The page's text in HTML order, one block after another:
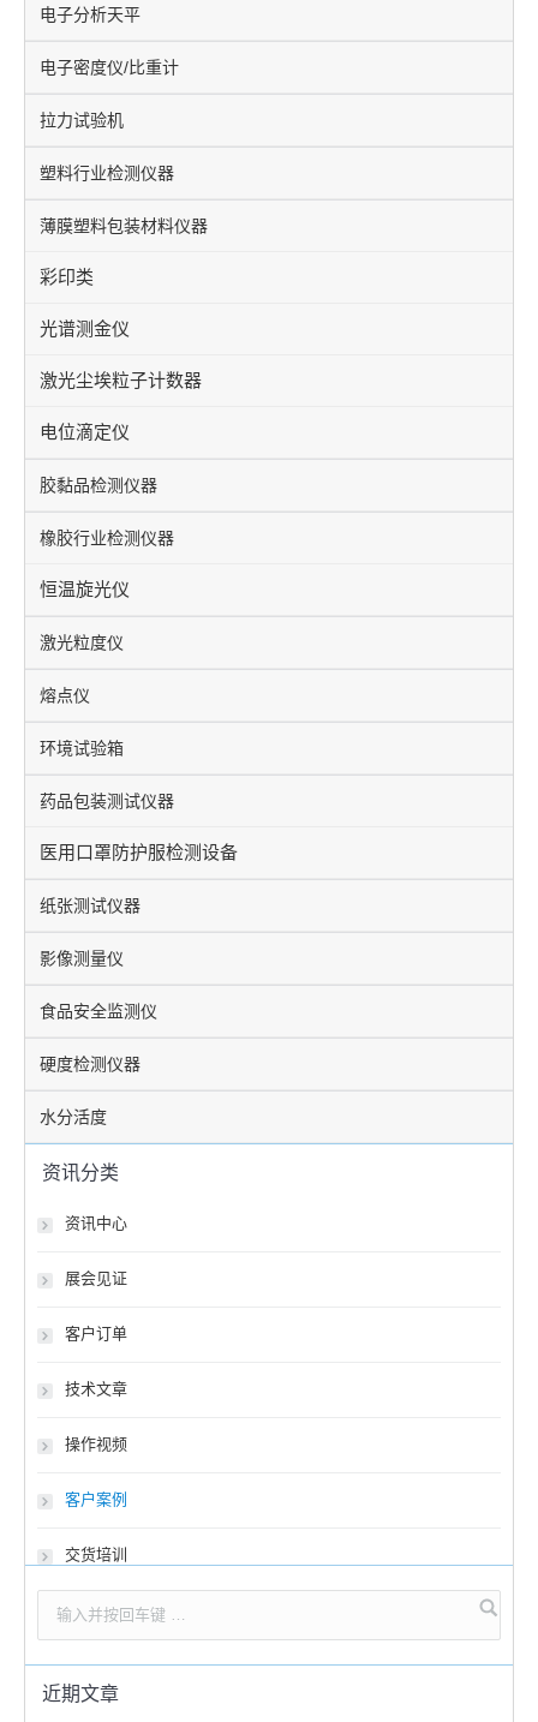
电子分析天平
电子密度仪/比重计
拉力试验机
塑料行业检测仪器
薄膜塑料包装材料仪器
彩印类
光谱测金仪
激光尘埃粒子计数器
电位滴定仪
胶黏品检测仪器
橡胶行业检测仪器
恒温旋光仪
激光粒度仪
熔点仪
环境试验箱
药品包装测试仪器
医用口罩防护服检测设备
纸张测试仪器
影像测量仪
食品安全监测仪
硬度检测仪器
水分活度
资讯分类
资讯中心
展会见证
客户订单
技术文章
操作视频
客户案例
交货培训
近期文章